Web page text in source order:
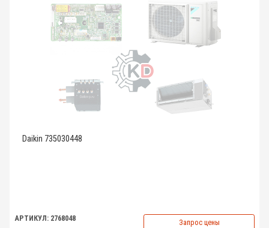
Daikin 735030448
АРТИКУЛ: 2768048 Запрос цены